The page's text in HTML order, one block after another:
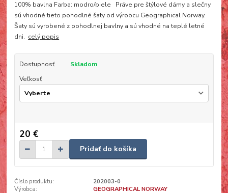
100% bavlna Farba: modro/biele Práve pre štýlové dámy a slečny
sú vhodné tieto pohodlné šaty od výrobcu Geographical Norway.
Šaty sú vyrobené z pohodlnej bavlny a sú vhodné na teplé letné
dni. celý popis
Dostupnosť
Skladom
Veľkosť
20 €
Pridať do košíka
Číslo produktu:
202003-0
Výrobca:
GEOGRAPHICAL NORWAY